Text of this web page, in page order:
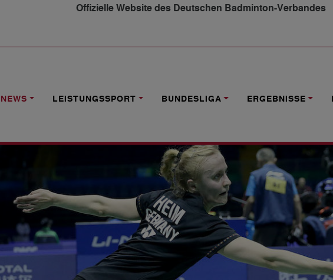
Offizielle Website des Deutschen Badminton-Verbandes
NEWS LEISTUNGSSPORT BUNDESLIGA ERGEBNISSE